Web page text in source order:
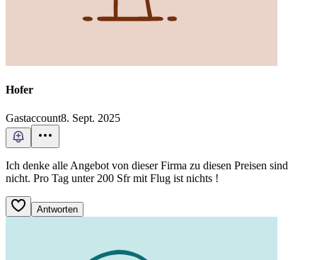
Hofer
Gastaccount8. Sept. 2025
Ich denke alle Angebot von dieser Firma zu diesen Preisen sind
nicht. Pro Tag unter 200 Sfr mit Flug ist nichts !
Antworten